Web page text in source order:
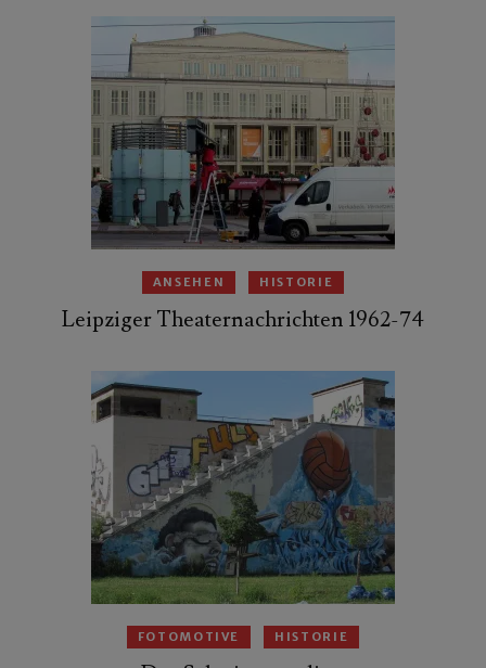
ANSEHEN HISTORIE
Leipziger Theaternachrichten 1962-74
FOTOMOTIVE HISTORIE